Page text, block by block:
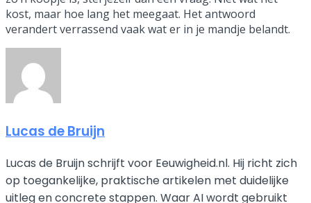
kost, maar hoe lang het meegaat. Het antwoord
verandert verrassend vaak wat er in je mandje belandt.
Lucas de Bruijn
Lucas de Bruijn schrijft voor Eeuwigheid.nl. Hij richt zich
op toegankelijke, praktische artikelen met duidelijke
uitleg en concrete stappen. Waar AI wordt gebruikt